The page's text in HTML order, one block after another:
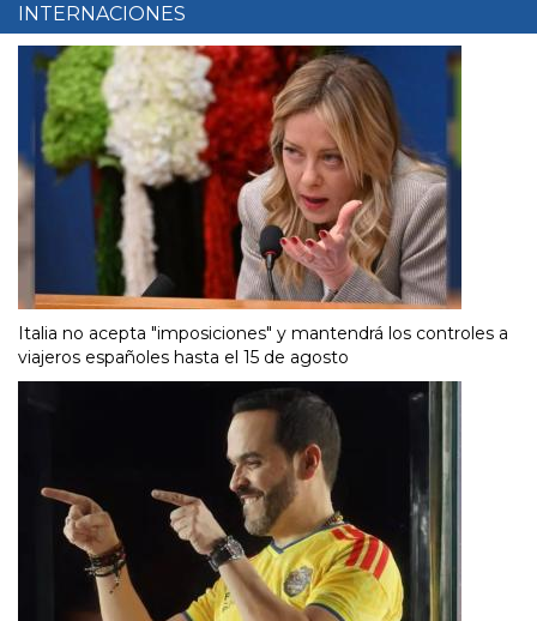
INTERNACIONES
Italia no acepta "imposiciones" y mantendrá los controles a
viajeros españoles hasta el 15 de agosto